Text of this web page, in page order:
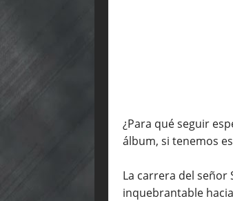
¿Para qué seguir
álbum, si tenemos
La carrera del señor
inquebrantable